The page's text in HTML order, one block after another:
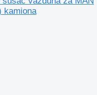
kamiona